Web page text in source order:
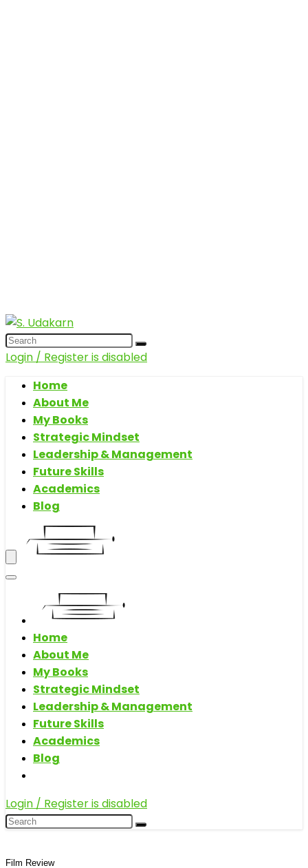
Login / Register is disabled
Home
About Me
My Books
Strategic Mindset
Leadership & Management
Future Skills
Academics
Blog
Home
About Me
My Books
Strategic Mindset
Leadership & Management
Future Skills
Academics
Blog
Login / Register is disabled
Film Review